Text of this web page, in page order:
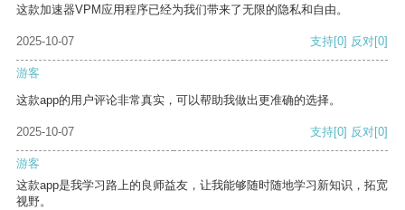
这款加速器VPM应用程序已经为我们带来了无限的隐私和自由。
2025-10-07 支持[0] 反对[0]
游客
这款app的用户评论非常真实，可以帮助我做出更准确的选择。
2025-10-07 支持[0] 反对[0]
游客
这款app是我学习路上的良师益友，让我能够随时随地学习新知识，拓宽
视野。